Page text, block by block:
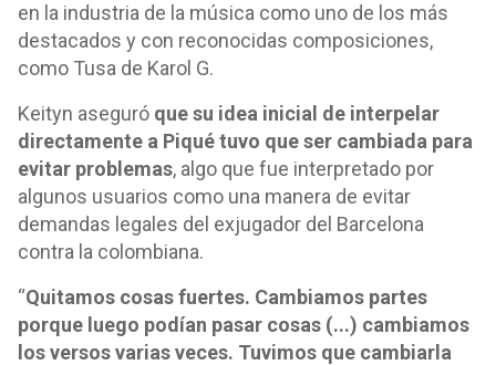
en la industria de la música como uno de los más
destacados y con reconocidas composiciones,
como Tusa de Karol G.
Keityn aseguró que su idea inicial de interpelar
directamente a Piqué tuvo que ser cambiada para
evitar problemas, algo que fue interpretado por
algunos usuarios como una manera de evitar
demandas legales del exjugador del Barcelona
contra la colombiana.
“Quitamos cosas fuertes. Cambiamos partes
porque luego podían pasar cosas (...) cambiamos
los versos varias veces. Tuvimos que cambiarla